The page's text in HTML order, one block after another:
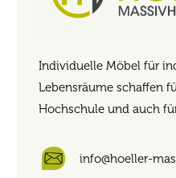
Individuelle Möbel für
Lebensräume schaffen
Hochschule und auch
info@hoeller-